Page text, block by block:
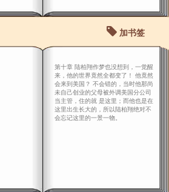
加书签
第十章 陆柏翔作梦也没想到，一觉醒
来，他的世界竟然全都变了！ 他竟然
会来到美国？ 不会错的，当时他那尚
未自己创业的父母被外调美国分公司
当主管，住的就 是这里；而他也是在
这里出生长大的，所以陆柏翔绝对不
会忘记这里的一景一物。